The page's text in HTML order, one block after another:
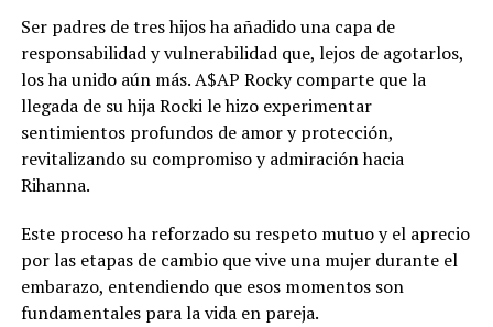
Ser padres de tres hijos ha añadido una capa de
responsabilidad y vulnerabilidad que, lejos de agotarlos,
los ha unido aún más. A$AP Rocky comparte que la
llegada de su hija Rocki le hizo experimentar
sentimientos profundos de amor y protección,
revitalizando su compromiso y admiración hacia
Rihanna.
Este proceso ha reforzado su respeto mutuo y el aprecio
por las etapas de cambio que vive una mujer durante el
embarazo, entendiendo que esos momentos son
fundamentales para la vida en pareja.